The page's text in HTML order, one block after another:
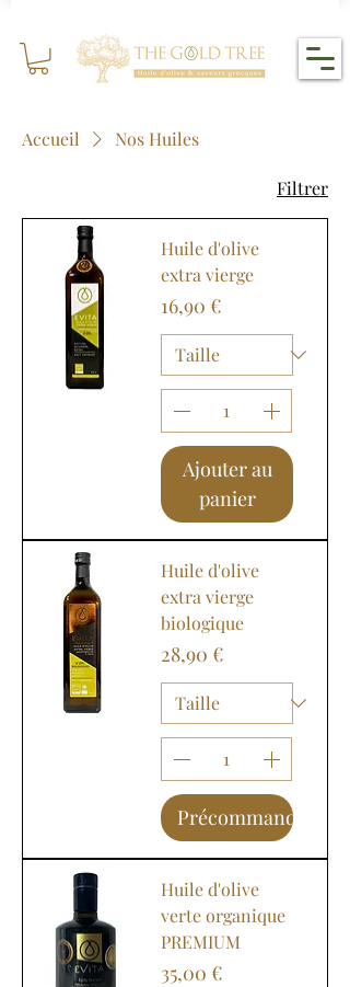
Accueil Nos Huiles
Filtrer
Huile d'olive
extra vierge
Prix
16,90 €
Ajouter au
panier
Huile d'olive
extra vierge
biologique
Prix
28,90 €
Précommander
Huile d'olive
verte organique
PREMIUM
Prix
35,00 €